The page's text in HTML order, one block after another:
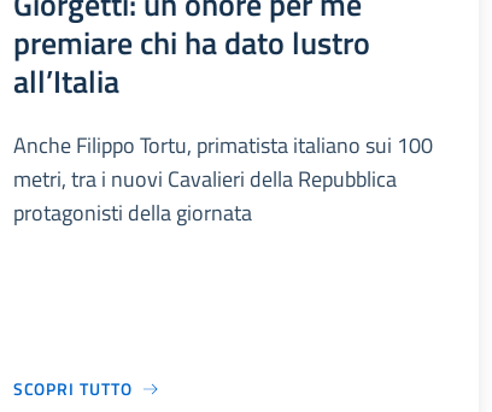
premiare chi ha dato lustro
all’Italia
Anche Filippo Tortu, primatista italiano sui 100
metri, tra i nuovi Cavalieri della Repubblica
protagonisti della giornata
SCOPRI TUTTO